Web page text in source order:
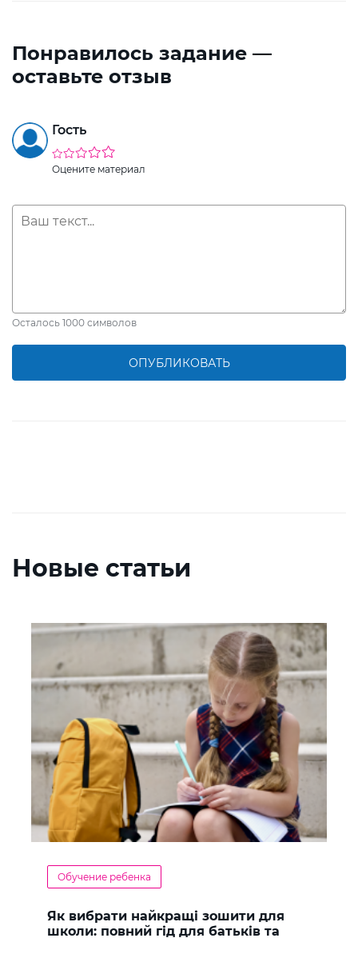
Понравилось задание —
оставьте отзыв
Гость
Оцените материал
Осталось 1000 символов
ОПУБЛИКОВАТЬ
Новые статьи
Обучение ребенка
Як вибрати найкращі зошити для
школи: повний гід для батьків та